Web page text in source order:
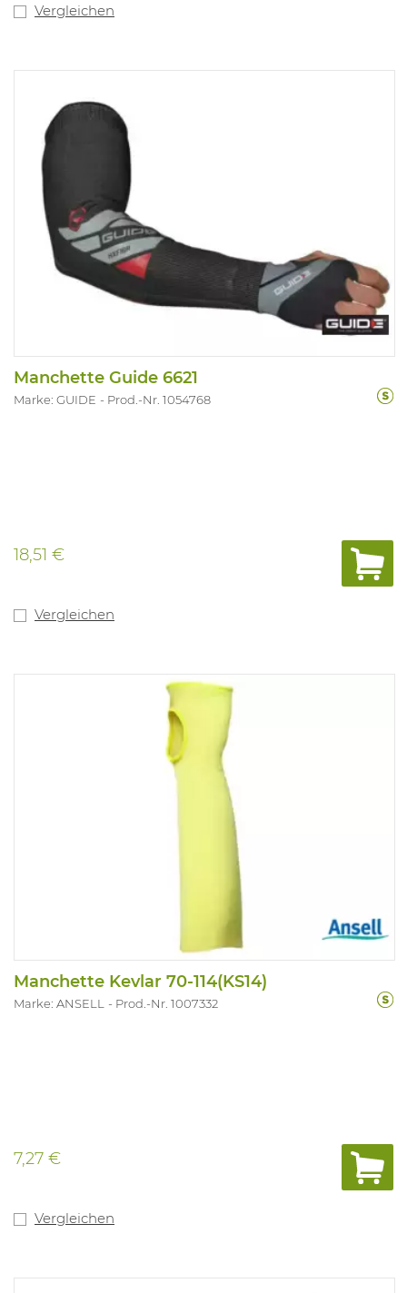
Vergleichen
Manchette Guide 6621
Marke: GUIDE Prod.-Nr. 1054768
18,51 €
Vergleichen
Manchette Kevlar 70-114(KS14)
Marke: ANSELL Prod.-Nr. 1007332
7,27 €
Vergleichen